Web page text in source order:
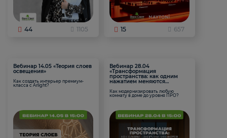
44 1105 15 657
Вебинар 14.05 «Теория слоев
освещения»
Как создать интерьер премиум-
класса с Arlight?
Вебинар 28.04
«Трансформация
пространства: как одним
нажатием меняются
Как модернизировать любую
комнату в доме до уровня ПРО?